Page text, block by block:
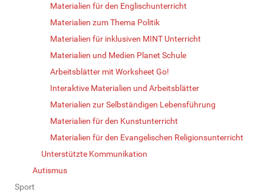
Materialien für den Englischunterricht
Materialien zum Thema Politik
Materialien für inklusiven MINT Unterricht
Materialien und Medien Planet Schule
Arbeitsblätter mit Worksheet Go!
Interaktive Materialien und Arbeitsblätter
Materialien zur Selbständigen Lebensführung
Materialien für den Kunstunterricht
Materialien für den Evangelischen Religionsunterricht
Unterstützte Kommunikation
Autismus
Sport